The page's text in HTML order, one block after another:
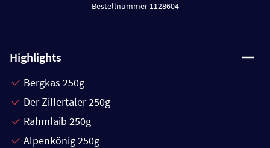
Bestellnummer 1128604
Highlights
Bergkas 250g
Der Zillertaler 250g
Rahmlaib 250g
Alpenkönig 250g